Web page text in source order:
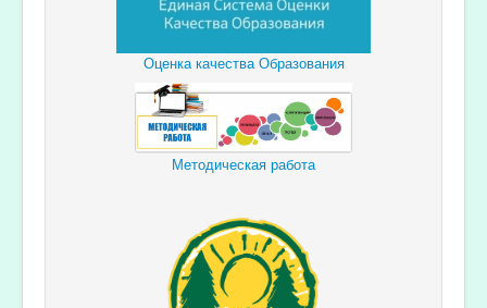
Оценка качества Образования
Методическая работа